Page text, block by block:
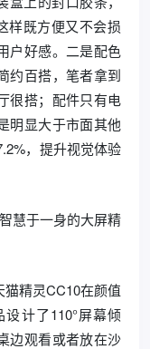
样既方便又不会损
户好感。二是配色
约百搭，笔者拿到
很搭；配件只有电
明显大于市面其他
，提升视觉体验
精灵CC10在颜值
计了110°屏幕倾
边观看或者放在沙